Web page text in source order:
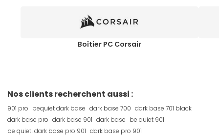
Boîtier PC Corsair
Nos clients recherchent aussi :
901 pro bequiet dark base dark base 700 dark base 701 black
dark base pro dark base 901 dark base be quiet 901
be quiet! dark base pro 901 dark base pro 901